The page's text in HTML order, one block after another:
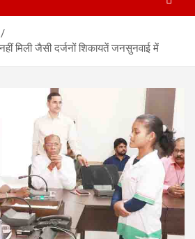
मिली जैसी दर्जनों शिकायतें जनसुनवाई में